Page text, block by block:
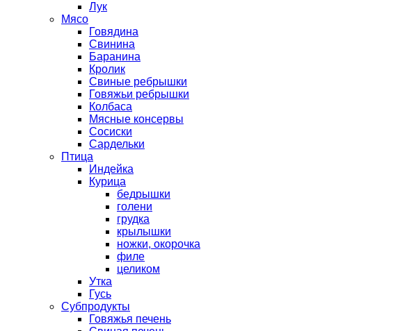
Лук
Мясо
Говядина
Свинина
Баранина
Кролик
Свиные ребрышки
Говяжьи ребрышки
Колбаса
Мясные консервы
Сосиски
Сардельки
Птица
Индейка
Курица
бедрышки
голени
грудка
крылышки
ножки, окорочка
филе
целиком
Утка
Гусь
Субпродукты
Говяжья печень